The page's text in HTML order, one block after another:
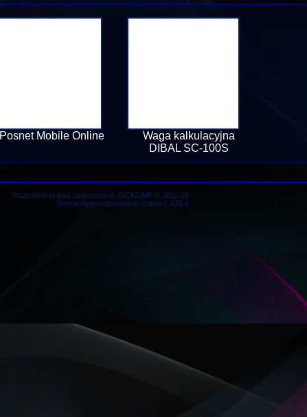
Posnet Mobile Online
Waga kalkulacyjna
DIBAL SC-100S
Wszystkie prawa zastrzeżone JSCKOMP © 2011-26
Strona wygenetowana w czasie 0.032 s